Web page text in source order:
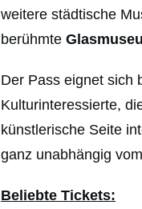
weitere städtische
berühmte
Der Pass eignet sich
Kulturinteressierte,
künstlerische Seite
ganz unabhängig
Beliebte Tickets: